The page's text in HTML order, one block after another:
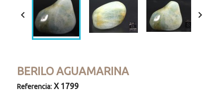
 
BERILO AGUAMARINA
Referencia: X 1799